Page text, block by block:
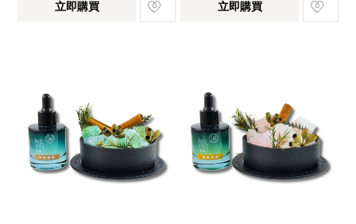
立即購買 立即購買